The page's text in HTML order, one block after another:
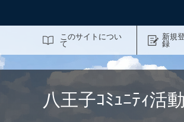
このサイトについ
て
新規
録
八王子ｺﾐｭﾆﾃｨ活